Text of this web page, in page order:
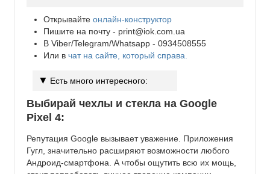
Открывайте онлайн-конструктор
Пишите на почту - print@iok.com.ua
В Viber/Telegram/Whatsapp - 0934508555
Или в чат на сайте, который справа.
Есть много интересного:
Выбирай чехлы и стекла на Google
Pixel 4:
Репутация Google вызывает уважение. Приложения
Гугл, значительно расширяют возможности любого
Андроид-смартфона. А чтобы ощутить всю их мощь,